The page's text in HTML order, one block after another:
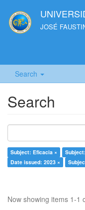
JOSÉ
Search
Search
Subject: Eficacia ×
Date issued: 2023 ×
Now showing items 1-1